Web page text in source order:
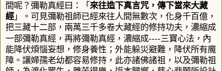
間呢？彌勒真經曰：「 來往造下真言咒，傳下當來大藏
經」。可見彌勒祖師已經來往人間無數次，化身千百億，
把三藏十二部，兩萬三千多卷大藏經的修持功夫，濃縮成
一部彌勒真經，再將彌勒真經，濃縮成----三寶心法，內
能降伏煩惱妄想，修身養性；外能躲災避難，降伏所有魔
障。讓婦孺老幼都容易修持，此亦諸佛諸祖，以及彌勒祖